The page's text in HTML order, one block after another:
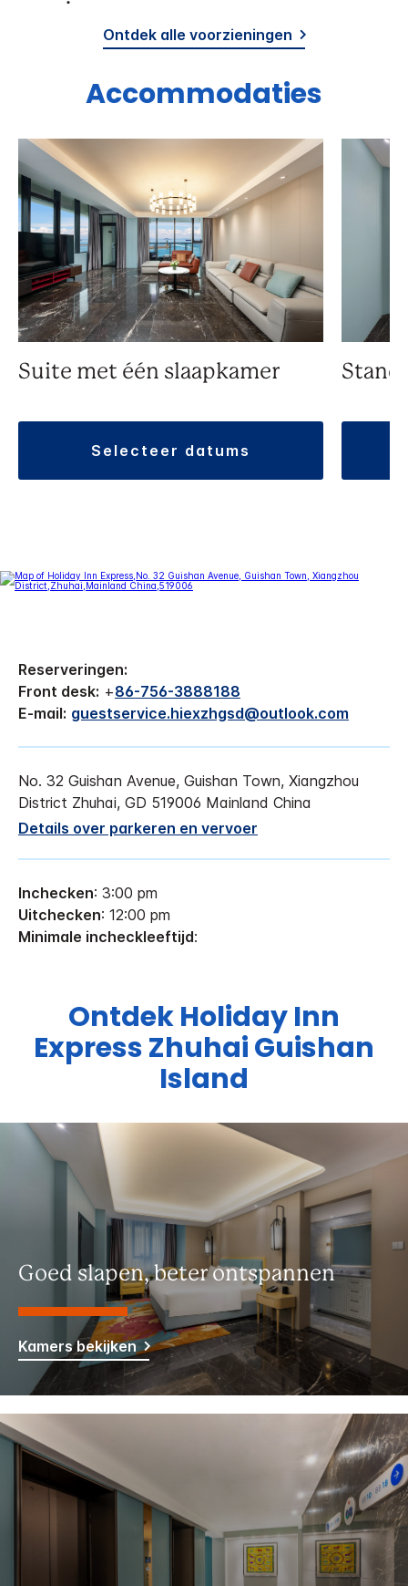
Ontdek alle voorzieningen
Accommodaties
Suite met één slaapkamer
selecteer datums
Reserveringen:
Front desk: +86-756-3888188
E-mail: guestservice.hiexzhgsd@outlook.com
No. 32 Guishan Avenue, Guishan Town, Xiangzhou
District Zhuhai, GD 519006 Mainland China
Details over parkeren en vervoer
Inchecken: 3:00 pm
Uitchecken: 12:00 pm
Minimale incheckleeftijd:
OntdekHoliday Inn
ExpressZhuhai Guishan
Island
Goed slapen, beter ontspannen
Kamers bekijken